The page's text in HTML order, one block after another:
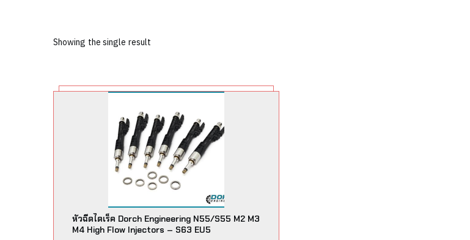
Showing the single result
หัวฉีดไดเร็ค Dorch Engineering N55/S55 M2 M3
M4 High Flow Injectors – S63 EU5